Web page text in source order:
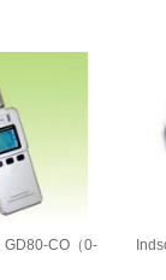
GD80-CO（0-